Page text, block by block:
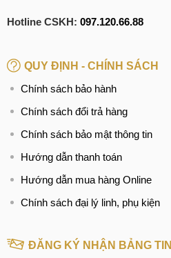
Hotline CSKH: 097.120.66.88
QUY ĐỊNH - CHÍNH SÁCH
Chính sách bảo hành
Chính sách đổi trả hàng
Chính sách bảo mật thông tin
Hướng dẫn thanh toán
Hướng dẫn mua hàng Online
Chính sách đại lý linh, phụ kiện
ĐĂNG KÝ NHẬN BẢNG TIN